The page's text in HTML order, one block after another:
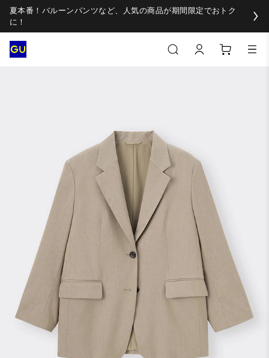
夏本番！バルーンパンツなど、人気の商品が期間限定でおトク
に！